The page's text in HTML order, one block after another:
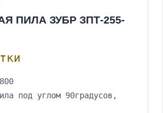
ПИЛА ЗУБР ЗПТ-255-
под углом 90градусов,